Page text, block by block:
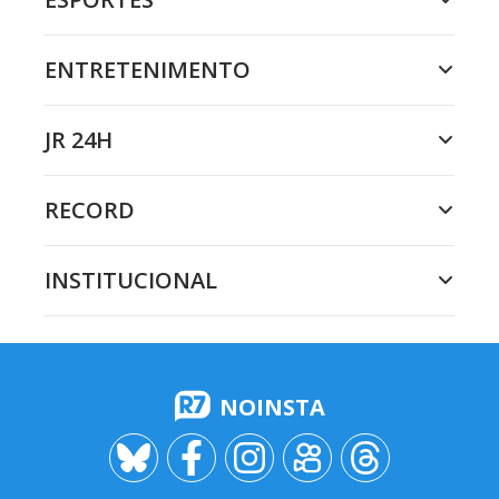
ENTRETENIMENTO
JR 24H
RECORD
INSTITUCIONAL
NOINSTA